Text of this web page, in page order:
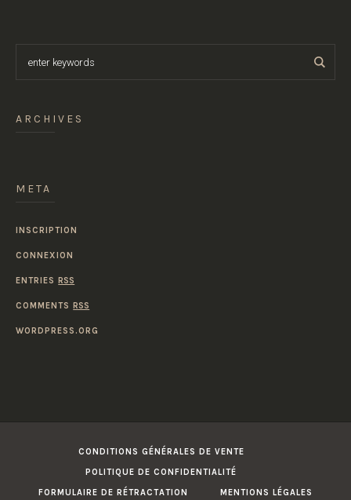
ARCHIVES
META
INSCRIPTION
CONNEXION
ENTRIESRSS
COMMENTSRSS
WORDPRESS.ORG
CONDITIONS GÉNÉRALES DE VENTE
POLITIQUE DE CONFIDENTIALITÉ
FORMULAIRE DE RÉTRACTATION
MENTIONS LÉGALES